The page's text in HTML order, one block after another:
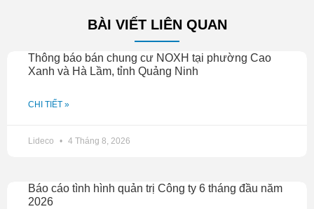
BÀI VIẾT LIÊN QUAN
Thông báo bán chung cư NOXH tại phường Cao
Xanh và Hà Lầm, tỉnh Quảng Ninh
CHI TIẾT »
Lideco 4 Tháng 8, 2026
Báo cáo tình hình quản trị Công ty 6 tháng đầu năm
2026